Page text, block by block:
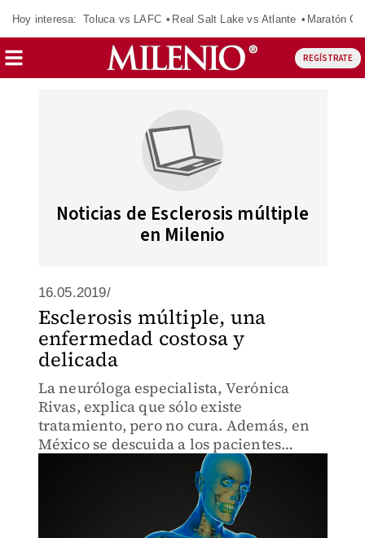
Hoy interesa: Toluca vs LAFC Real Salt Lake vs Atlante Maratón
REGÍSTRATE
Noticias de Esclerosis múltiple
en Milenio
16.05.2019/
Esclerosis múltiple, una
enfermedad costosa y
delicada
La neuróloga especialista, Verónica
Rivas, explica que sólo existe
tratamiento, pero no cura. Además, en
México se descuida a los pacientes
debido a la escasez de medicamento.